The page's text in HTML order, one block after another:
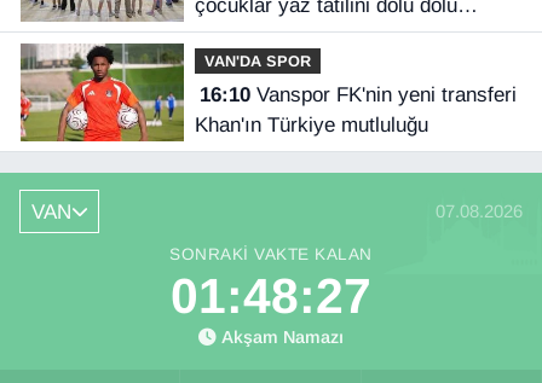
çocuklar yaz tatilini dolu dolu
geçiriyor
VAN'DA SPOR
16:10Vanspor FK'nin yeni transferi
Khan'ın Türkiye mutluluğu
VAN 07.08.2026
SONRAKI VAKTE KALAN
01:48:27
Akşam Namazı